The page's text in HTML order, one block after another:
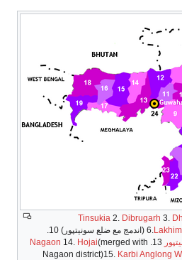
Tinsukia2.Dibrugarh
6.(اندمج مع ضلع سونيتپور) 10.
13.
Nagaon 14.Hojai(merged with
Nagaon district)15.Karbi